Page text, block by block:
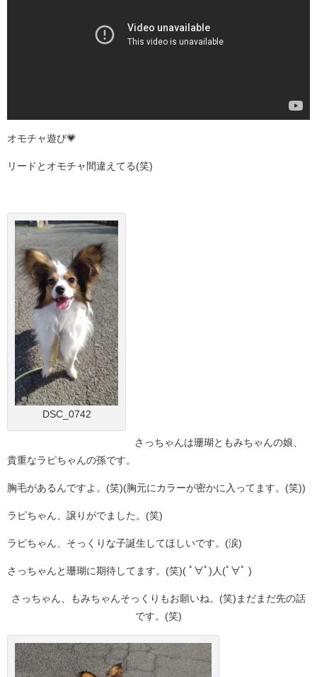
オモチャ遊び💗
リードとオモチャ間違えてる(笑)
DSC_0742
さっちゃんは珊瑚ともみちゃんの娘、
貴重なラピちゃんの孫です。
胸毛があるんですよ。(笑)(胸元にカラーが密かに入ってます。(笑))
ラピちゃん、譲りがでました。(笑)
ラピちゃん、そっくりな子誕生してほしいです。(涙)
さっちゃんと珊瑚に期待してます。(笑)( ﾟ∀ﾟ)人(ﾟ∀ﾟ )
さっちゃん、もみちゃんそっくりもお願いね。(笑)まだまだ先の話
です。(笑)